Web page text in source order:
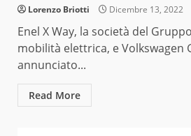
Lorenzo Briotti Dicembre 13, 2022
Enel X Way, la società del
mobilità elettrica, e Volkswagen
annunciato...
Read More